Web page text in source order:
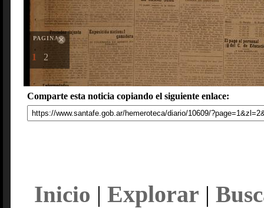
PAGINAS
1 2
Comparte esta noticia copiando el siguiente enlace:
Inicio | Explorar |